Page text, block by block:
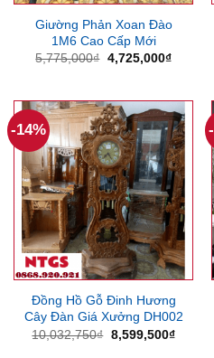
Giường Phản Xoan Đào
1M6 Cao Cấp Mới
5,775,000₫ Giá
4,725,000₫Giá
-14%
Đồng Hồ Gỗ Đinh Hương
Cây Đàn Giá Xưởng DH002
10,032,750₫ Giá
8,599,500₫Giá